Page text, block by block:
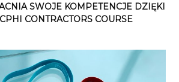
SWOJE KOMPETENCJE DZIĘKI
CONTRACTORS COURSE